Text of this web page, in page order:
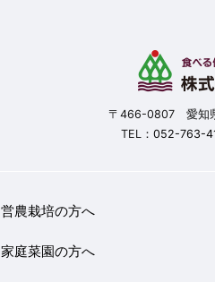
〒466-0807 愛知
TEL： 052-763-
営農栽培の方へ
家庭菜園の方へ